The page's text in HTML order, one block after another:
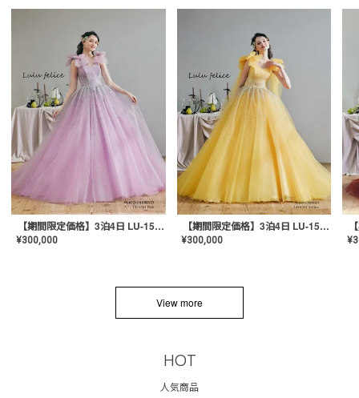
【期間限定価格】3泊4日 LU-1501(Pink)
¥300,000
【期間限定価格】3泊4日 LU-1501(Yellow)
¥300,000 ¥
View more
HOT
人気商品